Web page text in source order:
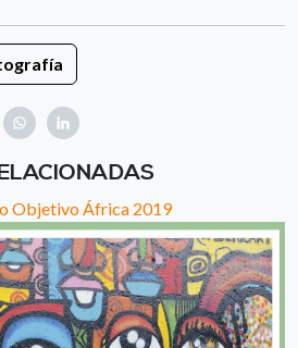
Objetivo África 2019